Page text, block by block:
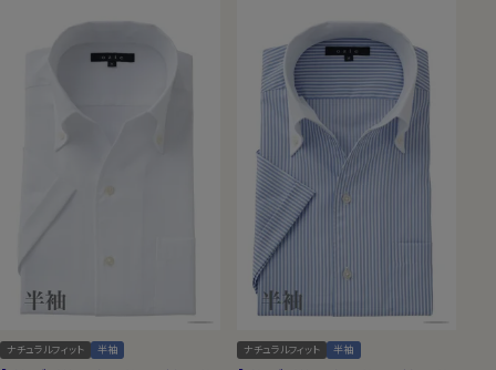
ナチュラルフィット 半袖 ナチュラルフィット 半袖